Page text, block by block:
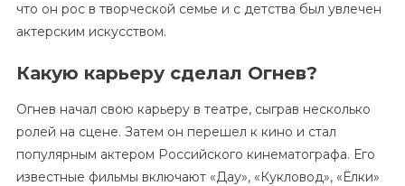
что он рос в творческой семье и с детства был увлечен
актерским искусством.
Какую карьеру сделал Огнев?
Огнев начал свою карьеру в театре, сыграв несколько
ролей на сцене. Затем он перешел к кино и стал
популярным актером Российского кинематографа. Его
известные фильмы включают «Дау», «Кукловод», «Ёлки»